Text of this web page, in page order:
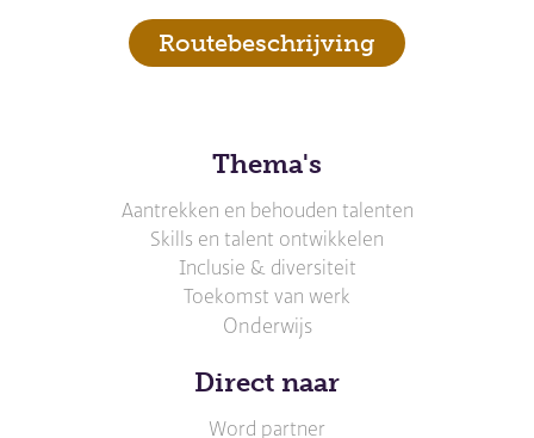
Routebeschrijving
Thema's
Aantrekken en behouden talenten
Skills en talent ontwikkelen
Inclusie & diversiteit
Toekomst van werk
Onderwijs
Direct naar
Word partner